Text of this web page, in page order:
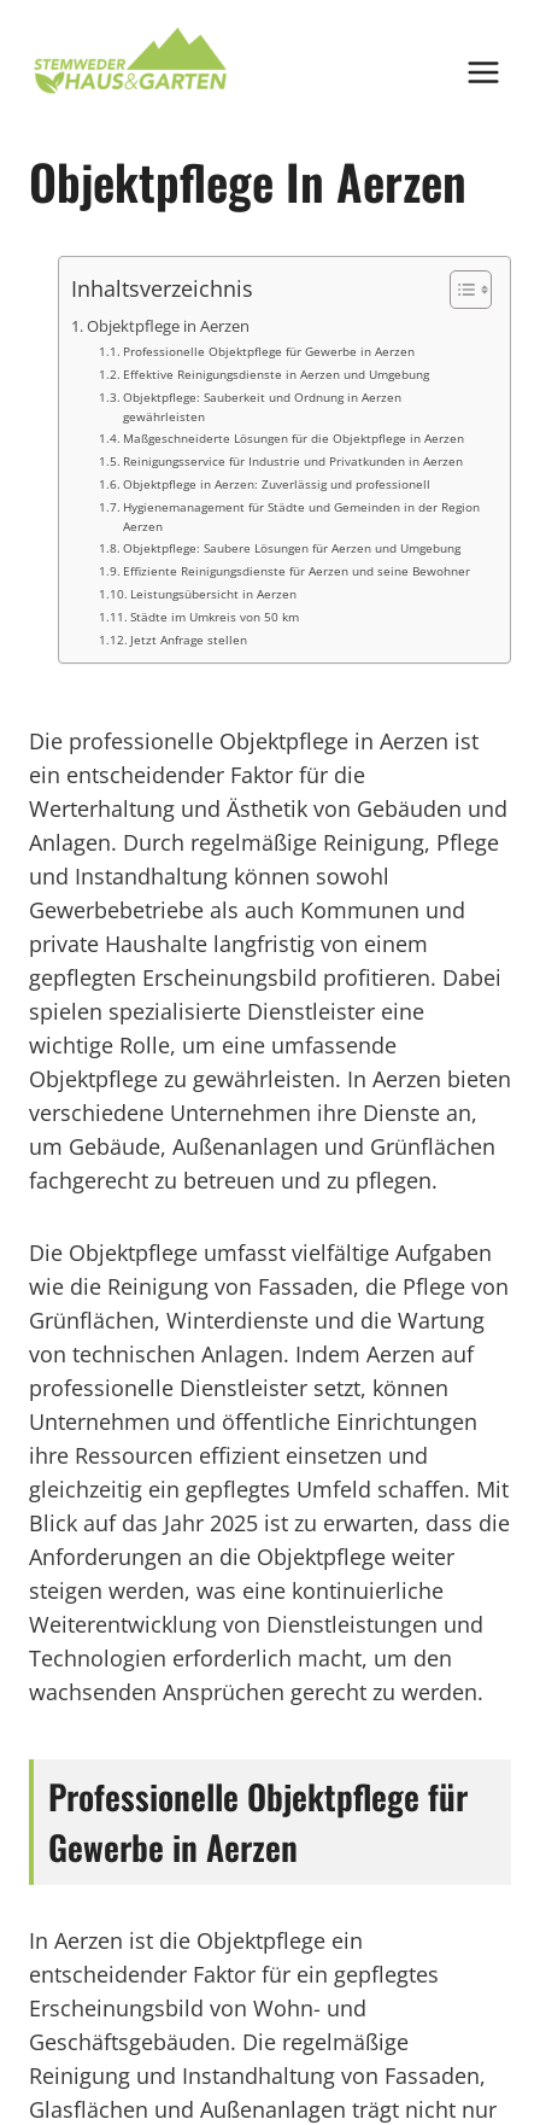
springen
Objektpflege In Aerzen
Inhaltsverzeichnis
Objektpflege in Aerzen
Professionelle Objektpflege für Gewerbe in Aerzen
Effektive Reinigungsdienste in Aerzen und Umgebung
Objektpflege: Sauberkeit und Ordnung in Aerzen
gewährleisten
Maßgeschneiderte Lösungen für die Objektpflege in Aerzen
Reinigungsservice für Industrie und Privatkunden in Aerzen
Objektpflege in Aerzen: Zuverlässig und professionell
Hygienemanagement für Städte und Gemeinden in der Region
Aerzen
Objektpflege: Saubere Lösungen für Aerzen und Umgebung
Effiziente Reinigungsdienste für Aerzen und seine Bewohner
Leistungsübersicht in Aerzen
Städte im Umkreis von 50 km
Jetzt Anfrage stellen
Die professionelle Objektpflege in Aerzen ist
ein entscheidender Faktor für die
Werterhaltung und Ästhetik von Gebäuden und
Anlagen. Durch regelmäßige Reinigung, Pflege
und Instandhaltung können sowohl
Gewerbebetriebe als auch Kommunen und
private Haushalte langfristig von einem
gepflegten Erscheinungsbild profitieren. Dabei
spielen spezialisierte Dienstleister eine
wichtige Rolle, um eine umfassende
Objektpflege zu gewährleisten. In Aerzen bieten
verschiedene Unternehmen ihre Dienste an,
um Gebäude, Außenanlagen und Grünflächen
fachgerecht zu betreuen und zu pflegen.
Die Objektpflege umfasst vielfältige Aufgaben
wie die Reinigung von Fassaden, die Pflege von
Grünflächen, Winterdienste und die Wartung
von technischen Anlagen. Indem Aerzen auf
professionelle Dienstleister setzt, können
Unternehmen und öffentliche Einrichtungen
ihre Ressourcen effizient einsetzen und
gleichzeitig ein gepflegtes Umfeld schaffen. Mit
Blick auf das Jahr 2025 ist zu erwarten, dass die
Anforderungen an die Objektpflege weiter
steigen werden, was eine kontinuierliche
Weiterentwicklung von Dienstleistungen und
Technologien erforderlich macht, um den
wachsenden Ansprüchen gerecht zu werden.
Professionelle Objektpflege für
Gewerbe in Aerzen
In Aerzen ist die Objektpflege ein
entscheidender Faktor für ein gepflegtes
Erscheinungsbild von Wohn- und
Geschäftsgebäuden. Die regelmäßige
Reinigung und Instandhaltung von Fassaden,
Glasflächen und Außenanlagen trägt nicht nur